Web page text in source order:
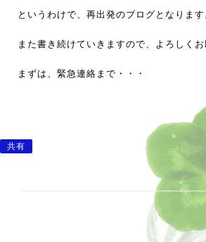
というわけで、再出発のブログとなります
また書き続けていきますので、よろしくお
まずは、緊急連絡まで・・・
共有